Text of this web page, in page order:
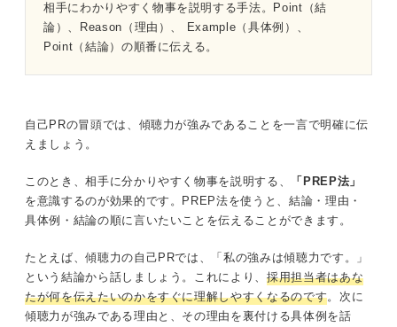
相手にわかりやすく物事を説明する手法。Point（結
論）、Reason（理由）、 Example（具体例）、
Point（結論）の順番に伝える。
自己PRの冒頭では、傾聴力が強みであることを一言で明確に伝
えましょう。
このとき、相手に分かりやすく物事を説明する、
「PREP法」
を意識するのが効果的です。PREP法を使うと、結論・理由・
具体例・結論の順に言いたいことを伝えることができます。
たとえば、傾聴力の自己PRでは、「私の強みは傾聴力です。」
という結論から話しましょう。これにより、 採用担当者はあな
たが何を伝えたいのかをすぐに理解しやすくなるのです。次に
傾聴力が強みである理由と、その理由を裏付ける具体例を話